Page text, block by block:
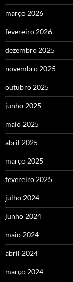
março 2026
fevereiro 2026
dezembro 2025
novembro 2025
outubro 2025
junho 2025
maio 2025
abril 2025
março 2025
fevereiro 2025
julho 2024
junho 2024
maio 2024
abril 2024
março 2024